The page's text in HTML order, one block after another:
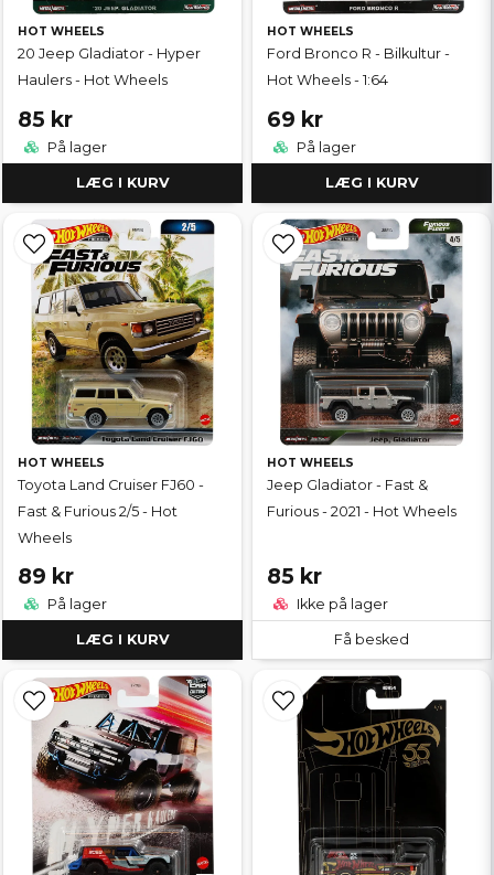
HOT WHEELS
20 Jeep Gladiator - Hyper
Haulers - Hot Wheels
85 kr
På lager
LÆG I KURV
HOT WHEELS
Ford Bronco R - Bilkultur -
Hot Wheels - 1:64
69 kr
På lager
LÆG I KURV
HOT WHEELS
Toyota Land Cruiser FJ60 -
Fast & Furious 2/5 - Hot
Wheels
89 kr
På lager
LÆG I KURV
HOT WHEELS
Jeep Gladiator - Fast &
Furious - 2021 - Hot Wheels
85 kr
Ikke på lager
Få besked